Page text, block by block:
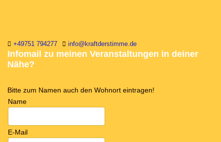
+49751 794277 info@kraftderstimme.de
Infomail zu meinen Veranstaltungen in deiner
Nähe?
Bitte zum Namen auch den Wohnort eintragen!
Name
E-Mail